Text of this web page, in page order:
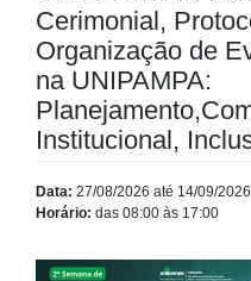
Cerimonial,
Organização de
na UNIPAMPA:
Institucional,
Data: 27/08/2026 até 14/09/2026
Horário: das 08:00 às 17:00